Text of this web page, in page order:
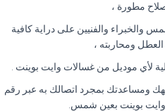
مطورة ،
والخبراء والفنيين على دراية كافية
ومحاربته ،
لأي موديل من غسالات وايت بوينت .
ومساعدتك بمجرد اتصالك به عبر رقم
بوينت بعين شمس.